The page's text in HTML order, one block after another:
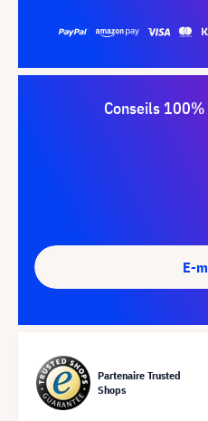
Conseils
E-
Partenaire Trusted
Shops